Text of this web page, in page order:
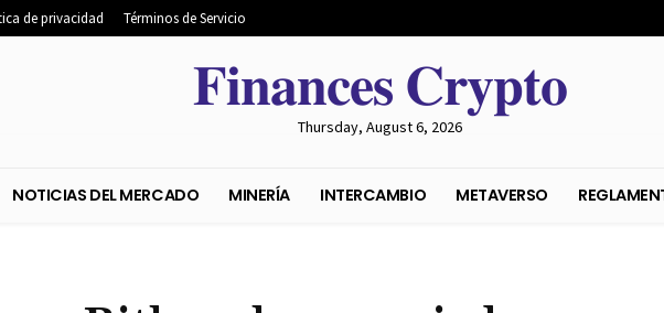
de privacidad Términos de Servicio
𝐅𝐢𝐧𝐚𝐧𝐜𝐞𝐬 𝐂𝐫𝐲𝐩𝐭𝐨
Thursday, August 6, 2026